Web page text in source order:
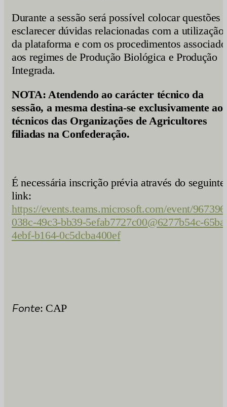
Durante a sessão será possível colocar questões
esclarecer dúvidas relacionadas com a utilização
da plataforma e com os procedimentos
aos regimes de Produção Biológica e Produção
Integrada.
NOTA: Atendendo ao carácter técnico da
sessão, a mesma destina-se exclusivamente aos
técnicos das Organizações de Agricultores
filiadas na Confederação.
É necessária inscrição prévia através do seguinte
link:
https://events.teams.microsoft.com/event/
038c-49c3-bb39-5efab7727c00@6277b54c-
4ebf-b164-0c5dcba400ef
Fonte: CAP